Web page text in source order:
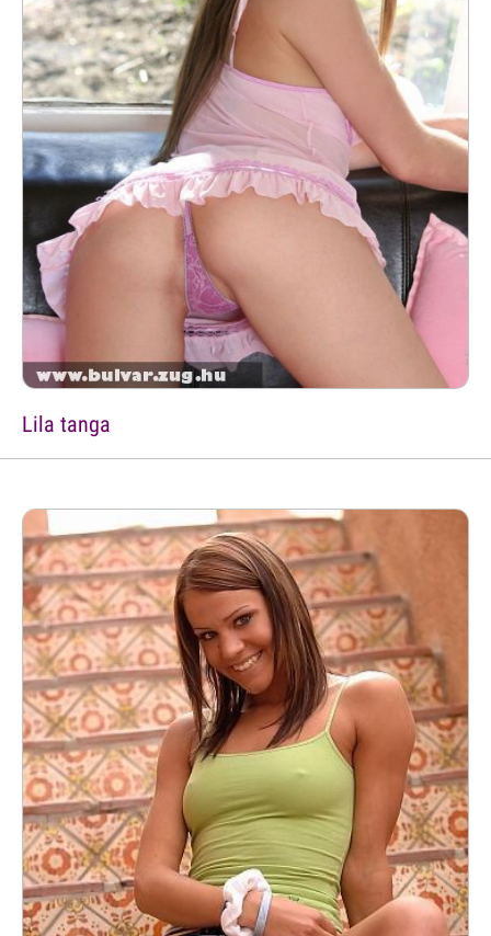
Lila tanga